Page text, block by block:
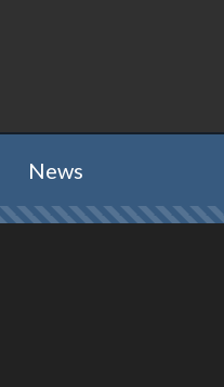
News